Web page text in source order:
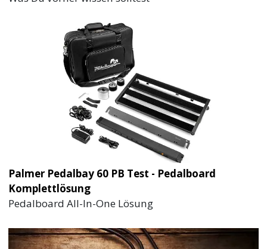
Palmer Pedalbay 60 PB Test - Pedalboard
Komplettlösung
Pedalboard All-In-One Lösung